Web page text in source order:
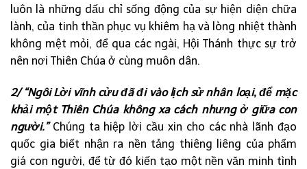
luôn là những dấu chỉ sống động của sự hiện diện chữa
lành, của tinh thần phục vụ khiêm hạ và lòng nhiệt thành
không mệt mỏi, để qua các ngài, Hội Thánh thực sự trở
nên nơi Thiên Chúa ở cùng muôn dân.
2/ “Ngôi Lời vĩnh cửu đã đi vào lịch sử nhân loại, để mặc
khải một Thiên Chúa không xa cách nhưng ở giữa con
người.”Chúng ta hiệp lời cầu xin cho các nhà lãnh đạo
quốc gia biết nhận ra nền tảng thiêng liêng của phẩm
giá con người, để từ đó kiến tạo một nền văn minh tình